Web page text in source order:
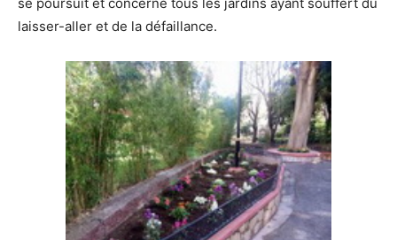
laisser-aller et de la défaillance.